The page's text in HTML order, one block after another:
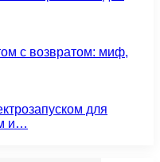
с возвратом: миф,
для
и…